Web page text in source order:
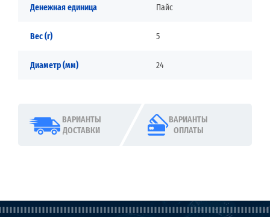
Денежная единица Пайс
Вес (г) 5
Диаметр (мм) 24
ВАРИАНТЫ
ДОСТАВКИ
ВАРИАНТЫ
ОПЛАТЫ